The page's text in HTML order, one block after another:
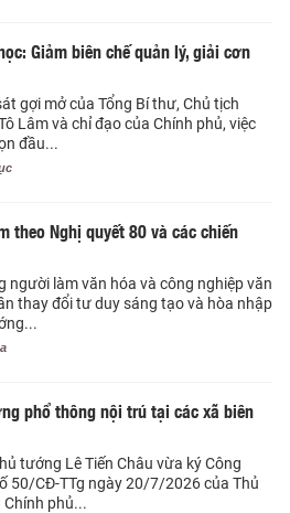
Giảm biên chế quản lý, giải cơn
gợi mở của Tổng Bí thư, Chủ tịch
Lâm và chỉ đạo của Chính phủ, việc
đầu...
theo Nghị quyết 80 và các chiến
người làm văn hóa và công nghiệp văn
thay đổi tư duy sáng tạo và hòa nhập
phổ thông nội trú tại các xã biên
tướng Lê Tiến Châu vừa ký Công
50/CĐ-TTg ngày 20/7/2026 của Thủ
phủ...